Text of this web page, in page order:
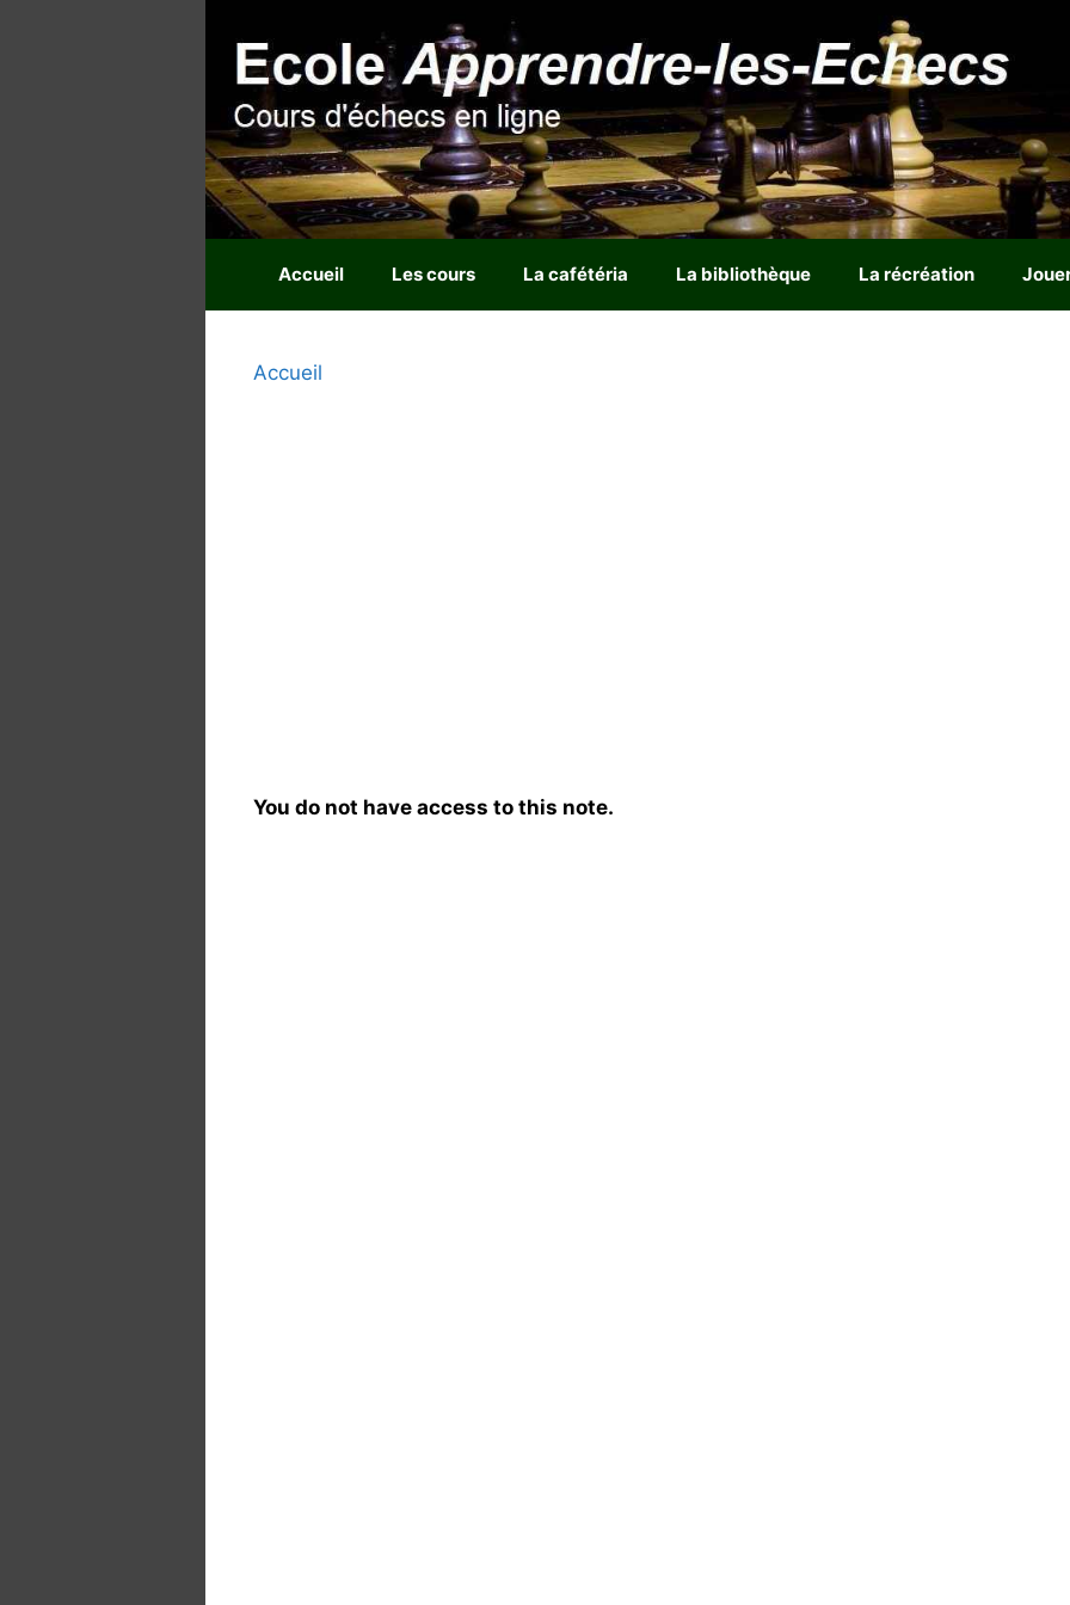
Accueil Les cours La cafétéria La bibliothèque La récréation
Accueil
You do not have access to this note.